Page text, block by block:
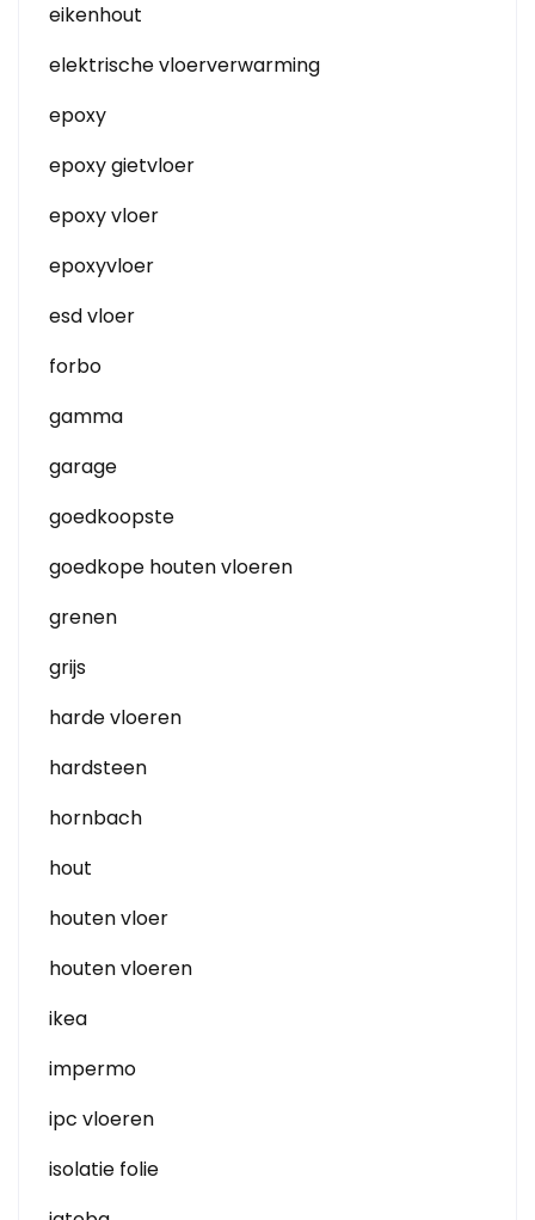
eikenhout
elektrische vloerverwarming
epoxy
epoxy gietvloer
epoxy vloer
epoxyvloer
esd vloer
forbo
gamma
garage
goedkoopste
goedkope houten vloeren
grenen
grijs
harde vloeren
hardsteen
hornbach
hout
houten vloer
houten vloeren
ikea
impermo
ipc vloeren
isolatie folie